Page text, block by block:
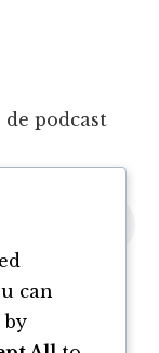
podcast
can
by